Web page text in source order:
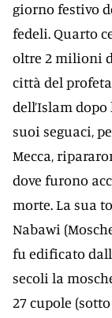
giorno festivo
fedeli. Quarto
oltre 2 milioni
città del
dell’Islam dopo
suoi seguaci,
Mecca,
dove furono
morte. La sua
Nabawi
fu edificato
secoli la
27 cupole